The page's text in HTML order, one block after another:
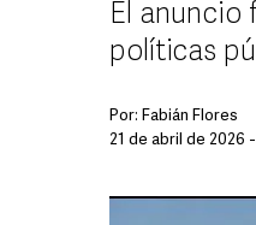
El anuncio
políticas
Por: Fabián Flores
21 de abril de 2026 -